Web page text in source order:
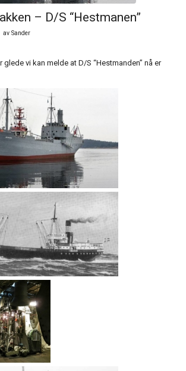
– D/S “Hestmanen”
av Sander
vi kan melde at D/S “Hestmanden” nå er